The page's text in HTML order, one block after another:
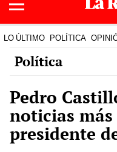
LO ÚLTIMO POLÍTICA
Política
Pedro
noticias
presidente